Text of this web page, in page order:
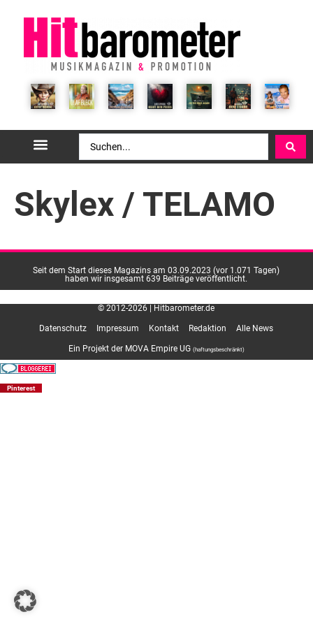
Skylex / TELAMO
Seit dem Start dieses Magazins am 03.09.2023 (vor 1.071 Tagen)
haben wir insgesamt 639 Beiträge veröffentlicht.
© 2012-2026 | Hitbarometer.de
Ein Projekt der MOVA Empire UG (haftungsbeschränkt)
Datenschutz Impressum Kontakt Redaktion Alle News
Pinterest